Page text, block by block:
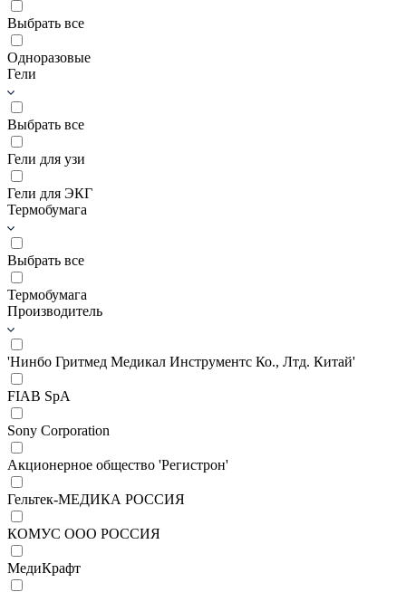
Выбрать все
Одноразовые
Гели
Выбрать все
Гели для узи
Гели для ЭКГ
Термобумага
Выбрать все
Термобумага
Производитель
'Нинбо Гритмед Медикал Инструментс Ко., Лтд. Китай'
FIAB SpA
Sony Corporation
Акционерное общество 'Регистрон'
Гельтек-МЕДИКА РОССИЯ
КОМУС ООО РОССИЯ
МедиКрафт